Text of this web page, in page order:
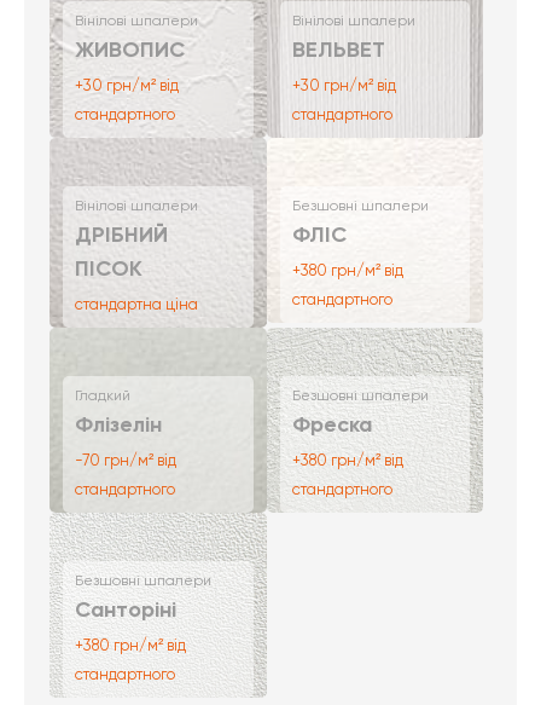
Вінілові шпалери
ЖИВОПИС
+30 грн/м² від
стандартного
Вінілові шпалери
ВЕЛЬВЕТ
+30 грн/м² від
стандартного
Вінілові шпалери
ДРІБНИЙ
ПІСОК
стандартна ціна
Безшовні шпалери
ФЛІС
+380 грн/м² від
стандартного
Гладкий
Флізелін
-70 грн/м² від
стандартного
Безшовні шпалери
Фреска
+380 грн/м² від
стандартного
Безшовні шпалери
Санторіні
+380 грн/м² від
стандартного